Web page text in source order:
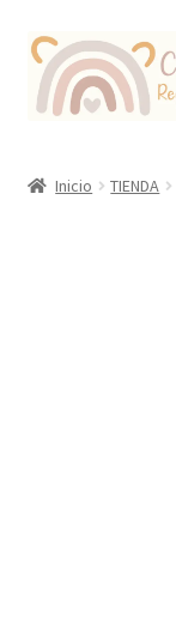
Ir
la
Ir
contenido
Inicio TIENDA